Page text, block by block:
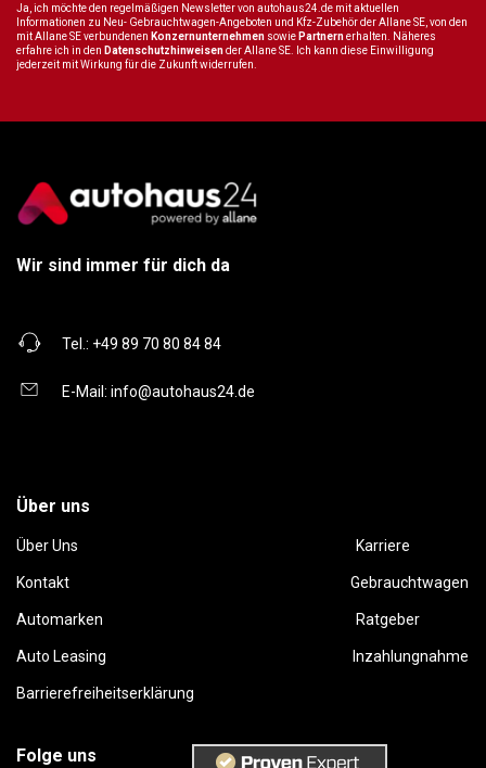
Ja, ich möchte den regelmäßigen Newsletter von autohaus24.de mit aktuellen
Informationen zu Neu- Gebrauchtwagen-Angeboten und Kfz-Zubehör der Allane SE, von den
mit Allane SE verbundenen Konzernunternehmen sowie Partnernerhalten. Näheres
erfahre ich in den Datenschutzhinweisender Allane SE. Ich kann diese Einwilligung
jederzeit mit Wirkung für die Zukunft widerrufen.
Wir sind immer für dich da
Tel.: +49 89 70 80 84 84
E-Mail: info@autohaus24.de
Über uns
Über Uns Karriere
Kontakt Gebrauchtwagen
Automarken Ratgeber
Auto Leasing Inzahlungnahme
Barrierefreiheitserklärung
Folge uns